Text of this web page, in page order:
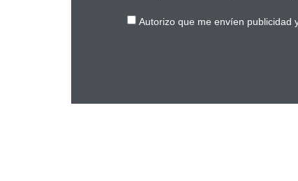
Autorizo que me envíen publicidad